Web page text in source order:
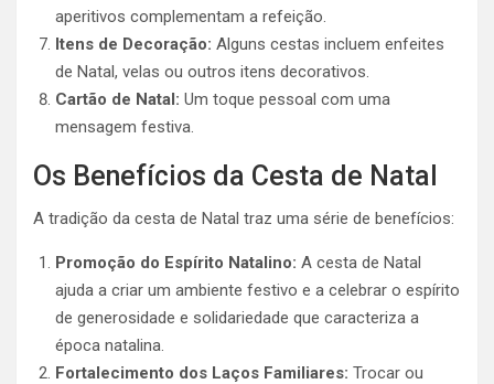
aperitivos complementam a refeição.
Itens de Decoração: Alguns cestas incluem enfeites
de Natal, velas ou outros itens decorativos.
Cartão de Natal: Um toque pessoal com uma
mensagem festiva.
Os Benefícios da Cesta de Natal
A tradição da cesta de Natal traz uma série de benefícios:
Promoção do Espírito Natalino: A cesta de Natal
ajuda a criar um ambiente festivo e a celebrar o espírito
de generosidade e solidariedade que caracteriza a
época natalina.
Fortalecimento dos Laços Familiares: Trocar ou